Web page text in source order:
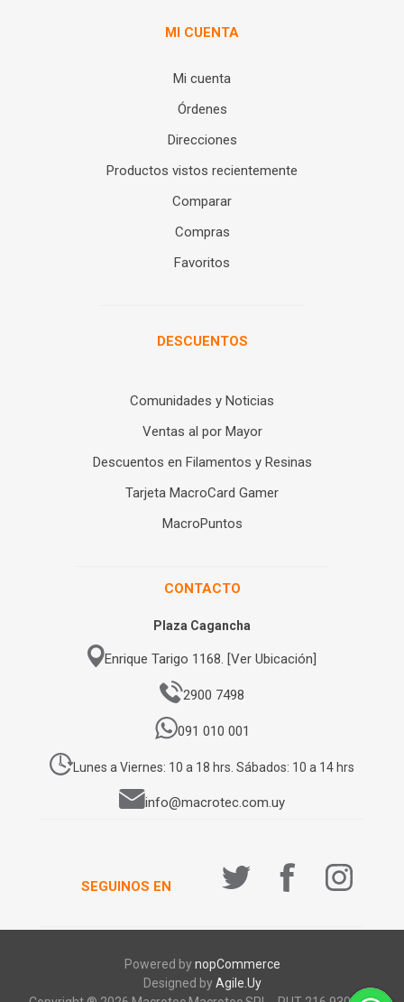
MI CUENTA
Mi cuenta
Órdenes
Direcciones
Productos vistos recientemente
Comparar
Compras
Favoritos
DESCUENTOS
Comunidades y Noticias
Ventas al por Mayor
Descuentos en Filamentos y Resinas
Tarjeta MacroCard Gamer
MacroPuntos
CONTACTO
Plaza Cagancha
Enrique Tarigo 1168. [Ver Ubicación]
2900 7498
091 010 001
Lunes a Viernes: 10 a 18 hrs. Sábados: 10 a 14 hrs
info@macrotec.com.uy
SEGUINOS EN
Powered bynopCommerce
Designed byAgile.Uy